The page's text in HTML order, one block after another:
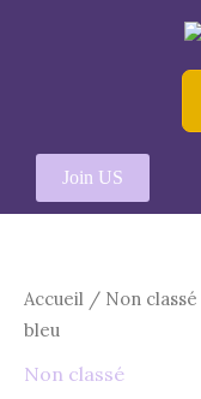
Join US
Accueil / Non classé
bleu
Non classé